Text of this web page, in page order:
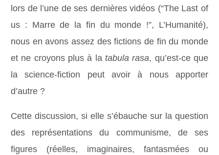
lors de l’une de ses dernières vidéos (“The Last of
us : Marre de la fin du monde !”, L’Humanité),
nous en avons assez des fictions de fin du monde
et ne croyons plus à la tabula rasa, qu’est-ce que
la science-fiction peut avoir à nous apporter
d’autre ?
Cette discussion, si elle s’ébauche sur la question
des représentations du communisme, de ses
figures (réelles, imaginaires, fantasmées ou